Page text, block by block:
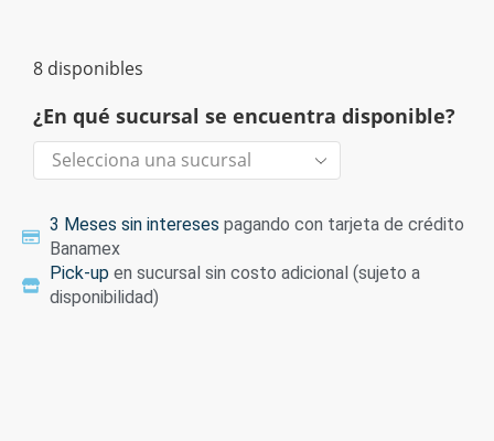
8 disponibles
¿En qué sucursal se encuentra disponible?
3 Meses sin intereses pagando con tarjeta de crédito
Banamex
Pick-up en sucursal sin costo adicional (sujeto a
disponibilidad)